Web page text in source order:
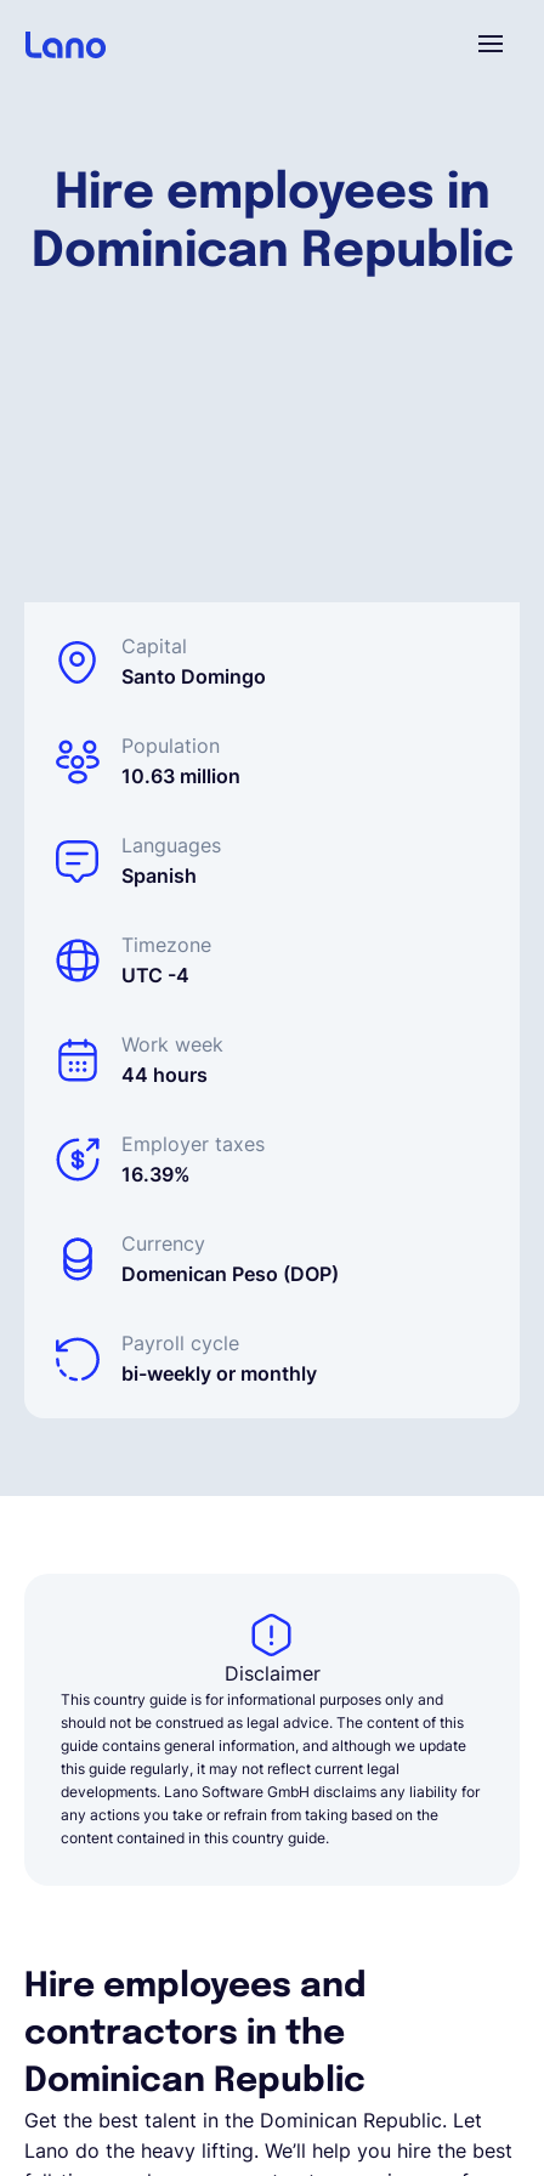
Hire employees in
Dominican Republic
Capital
Santo Domingo
Population
10.63 million
Languages
Spanish
Timezone
UTC -4
Work week
44 hours
Employer taxes
16.39%
Currency
Domenican Peso (DOP)
Payroll cycle
bi-weekly or monthly
¿Por qué Lano?
Solicita una demo
EOR & Payroll
Contractor Management
Disclaimer
This country guide is for informational purposes only and
should not be construed as legal advice. The content of this
guide contains general information, and although we update
this guide regularly, it may not reflect current legal
developments. Lano Software GmbH disclaims any liability for
any actions you take or refrain from taking based on the
content contained in this country guide.
Hire employees and
contractors in the
Dominican Republic
Get the best talent in the Dominican Republic. Let
Lano do the heavy lifting. We’ll help you hire the best